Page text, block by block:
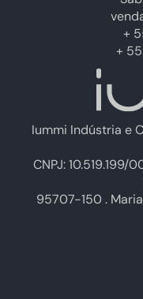
+
+
Iummi Indústria e
CNPJ: 10.519.199/
95707-150 .